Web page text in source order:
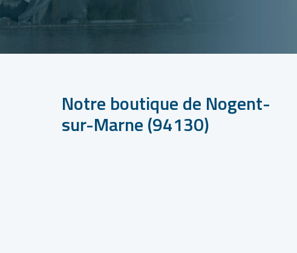
Notre boutique de Nogent-
sur-Marne (94130)